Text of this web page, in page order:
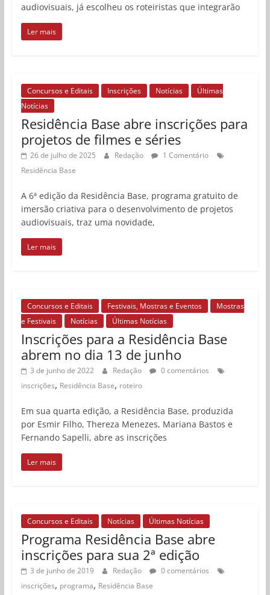
audiovisuais, já escolheu os roteiristas que integrarão
Ler mais
Concursos e Editais Inscrições Notícias
Últimas
Notícias
Residência Base abre inscrições para
projetos de filmes e séries
26 de julho de 2025 Redação
1 Comentário
Residência Base
A 6ª edição da Residência Base, programa gratuito de
imersão criativa para o desenvolvimento de projetos
audiovisuais, traz uma novidade,
Ler mais
Concursos e Editais Festivais, Mostras e Eventos
Mostras
e Festivais
Notícias Últimas Notícias
Inscrições para a Residência Base
abrem no dia 13 de junho
3 de junho de 2022 Redação
0 comentários
inscrições, Residência Base, roteiro
Em sua quarta edição, a Residência Base, produzida
por Esmir Filho, Thereza Menezes, Mariana Bastos e
Fernando Sapelli, abre as inscrições
Ler mais
Concursos e Editais Notícias Últimas Notícias
Programa Residência Base abre
inscrições para sua 2ª edição
3 de junho de 2019 Redação
0 comentários
inscrições, programa, Residência Base